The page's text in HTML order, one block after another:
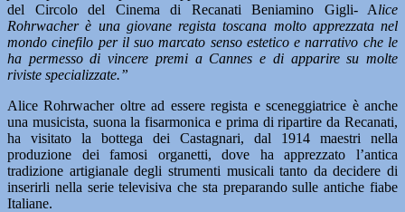
del Circolo del Cinema di Recanati Beniamino Gigli- Alice
Rohrwacher è una giovane regista toscana molto apprezzata nel
mondo cinefilo per il suo marcato senso estetico e narrativo che le
ha permesso di vincere premi a Cannes e di apparire su molte
riviste specializzate.”
Alice Rohrwacher oltre ad essere regista e sceneggiatrice è anche
una musicista, suona la fisarmonica e prima di ripartire da Recanati,
ha visitato la bottega dei Castagnari, dal 1914 maestri nella
produzione dei famosi organetti, dove ha apprezzato l’antica
tradizione artigianale degli strumenti musicali tanto da decidere di
inserirli nella serie televisiva che sta preparando sulle antiche fiabe
Italiane.